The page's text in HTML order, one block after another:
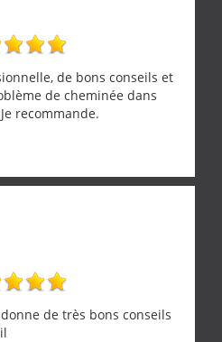
de bons conseils et
de cheminée dans
recommande.
de très bons conseils